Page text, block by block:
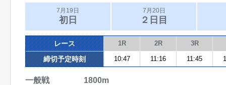
7月19日
初日
7月20日
２日目
レース 1R 2R 3R
締切予定時刻 10:47 11:16 11:45
一般戦 1800m